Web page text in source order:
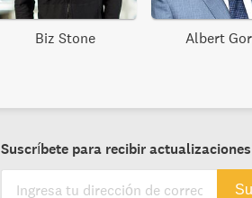
Biz Stone Albert
Suscríbete para recibir actualizaciones